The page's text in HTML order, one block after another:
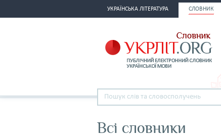
УКРАЇНСЬКА ЛІТЕРАТУРА СЛОВНИК
Всі словники